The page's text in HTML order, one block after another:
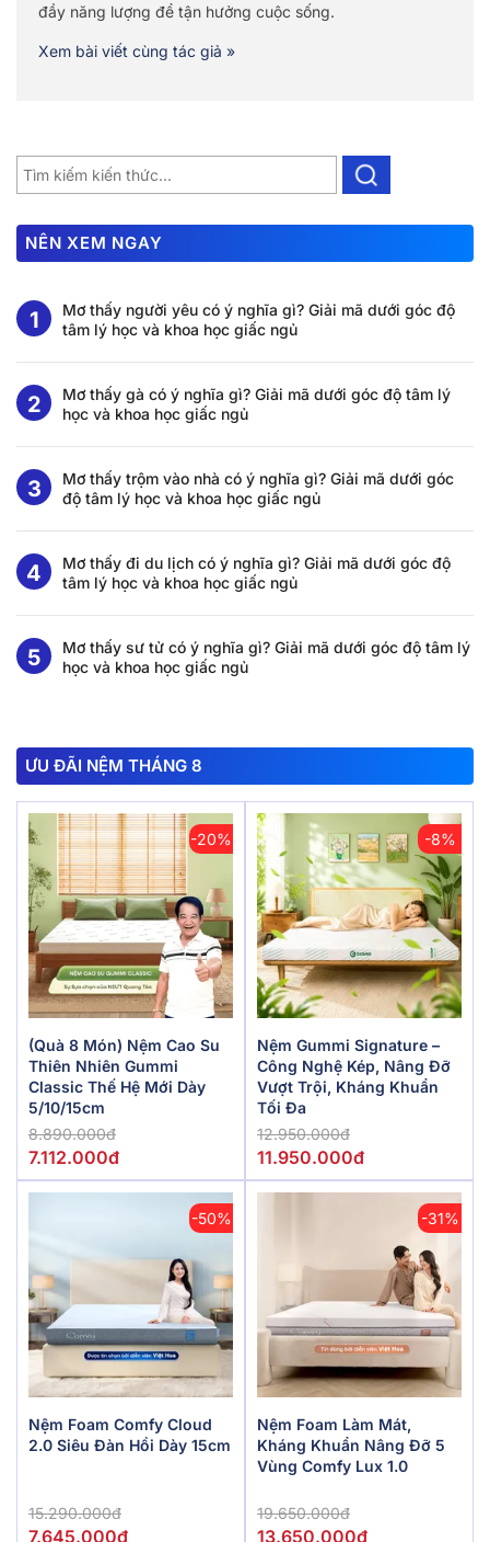
đầy năng lượng để tận hưởng cuộc sống.
Xem bài viết cùng tác giả »
NÊN XEM NGAY
Mơ thấy người yêu có ý nghĩa gì? Giải mã dưới góc độ
tâm lý học và khoa học giấc ngủ
Mơ thấy gà có ý nghĩa gì? Giải mã dưới góc độ tâm lý
học và khoa học giấc ngủ
Mơ thấy trộm vào nhà có ý nghĩa gì? Giải mã dưới góc
độ tâm lý học và khoa học giấc ngủ
Mơ thấy đi du lịch có ý nghĩa gì? Giải mã dưới góc độ
tâm lý học và khoa học giấc ngủ
Mơ thấy sư tử có ý nghĩa gì? Giải mã dưới góc độ tâm lý
học và khoa học giấc ngủ
ƯU ĐÃI NỆM THÁNG 8
-20%
(Quà 8 Món) Nệm Cao Su
Thiên Nhiên Gummi
Classic Thế Hệ Mới Dày
5/10/15cm
8.890.000đ
7.112.000đ
-8%
Nệm Gummi Signature –
Công Nghệ Kép, Nâng Đỡ
Vượt Trội, Kháng Khuẩn
Tối Đa
12.950.000đ
11.950.000đ
-50%
Nệm Foam Comfy Cloud
2.0 Siêu Đàn Hồi Dày 15cm
15.290.000đ
7.645.000đ
-31%
Nệm Foam Làm Mát,
Kháng Khuẩn Nâng Đỡ 5
Vùng Comfy Lux 1.0
19.650.000đ
13.650.000đ